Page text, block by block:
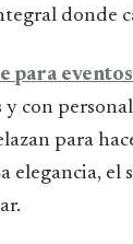
donde
para
y con
para
el